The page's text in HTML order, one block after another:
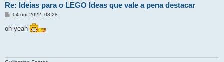
Re: Ideias para o LEGO Ideas que vale a pena destacar
Mensagem
04 out 2022, 08:28
oh yeah